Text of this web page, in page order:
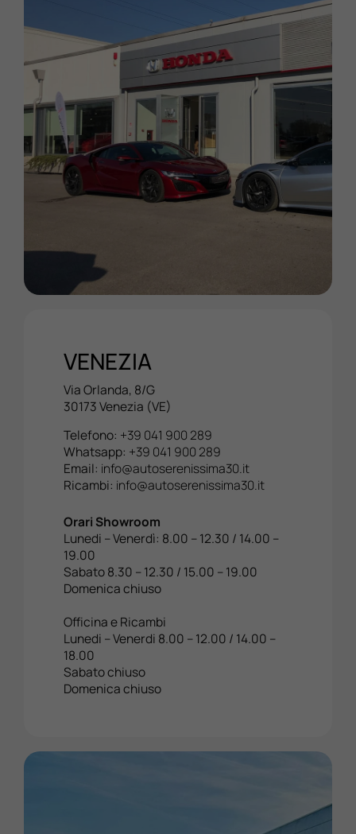
VENEZIA
Via Orlanda, 8/G
30173 Venezia (VE)
Telefono: +39 041 900 289
Whatsapp: +39 041 900 289
Email: info@autoserenissima30.it
Ricambi: info@autoserenissima30.it
Orari Showroom
Lunedi – Venerdì: 8.00 – 12.30 / 14.00 –
19.00
Sabato 8.30 – 12.30 / 15.00 – 19.00
Domenica chiuso
Officina e Ricambi
Lunedi – Venerdi 8.00 – 12.00 / 14.00 –
18.00
Sabato chiuso
Domenica chiuso